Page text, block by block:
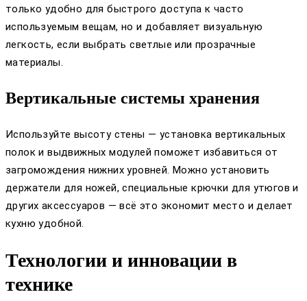
только удобно для быстрого доступа к часто
используемым вещам, но и добавляет визуальную
легкость, если выбрать светлые или прозрачные
материалы.
Вертикальные системы хранения
Используйте высоту стены — установка вертикальных
полок и выдвижных модулей поможет избавиться от
загромождения нижних уровней. Можно установить
держатели для ножей, специальные крючки для утюгов и
других аксессуаров — всё это экономит место и делает
кухню удобной.
Технологии и инновации в
технике